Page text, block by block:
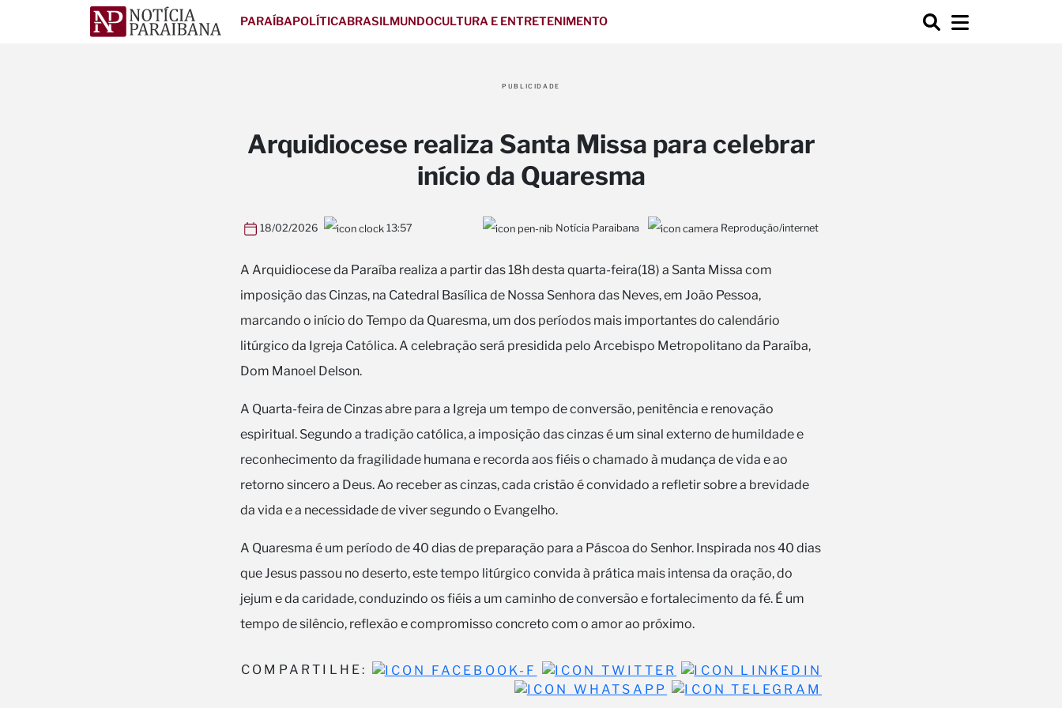
PARAÍBAPOLÍTICABRASILMUNDOCULTURA E ENTRETENIMENTO
PUBLICIDADE
Arquidiocese realiza Santa Missa para celebrar
início da Quaresma
18/02/2026 13:57 Notícia Paraibana Reprodução/internet
A Arquidiocese da Paraíba realiza a partir das 18h desta quarta-feira(18) a Santa Missa com
imposição das Cinzas, na Catedral Basílica de Nossa Senhora das Neves, em João Pessoa,
marcando o início do Tempo da Quaresma, um dos períodos mais importantes do calendário
litúrgico da Igreja Católica. A celebração será presidida pelo Arcebispo Metropolitano da Paraíba,
Dom Manoel Delson.
A Quarta-feira de Cinzas abre para a Igreja um tempo de conversão, penitência e renovação
espiritual. Segundo a tradição católica, a imposição das cinzas é um sinal externo de humildade e
reconhecimento da fragilidade humana e recorda aos fiéis o chamado à mudança de vida e ao
retorno sincero a Deus. Ao receber as cinzas, cada cristão é convidado a refletir sobre a brevidade
da vida e a necessidade de viver segundo o Evangelho.
A Quaresma é um período de 40 dias de preparação para a Páscoa do Senhor. Inspirada nos 40 dias
que Jesus passou no deserto, este tempo litúrgico convida à prática mais intensa da oração, do
jejum e da caridade, conduzindo os fiéis a um caminho de conversão e fortalecimento da fé. É um
tempo de silêncio, reflexão e compromisso concreto com o amor ao próximo.
COMPARTILHE: